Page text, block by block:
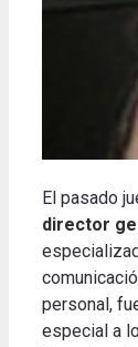
El pasado
director
personal,
especial a